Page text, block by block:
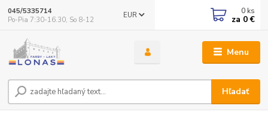
Menu
EUR
Hľadať
045/5335714
Po-Pia 7:30-16.30, So 8-12
0 ks
za 0 €